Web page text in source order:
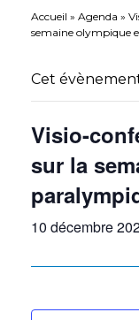
Accueil » Agenda »
semaine olympique
Cet
Visio-
sur la
10 décembre